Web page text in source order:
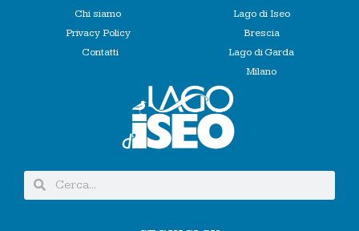
Chi siamo
Privacy Policy
Contatti
Lago di Iseo
Brescia
Lago di Garda
Milano